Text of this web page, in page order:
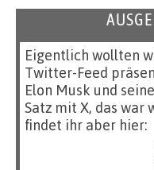
Eigentlich wollten
Twitter-Feed
Elon Musk und
Satz mit X, das war
findet ihr aber hier: